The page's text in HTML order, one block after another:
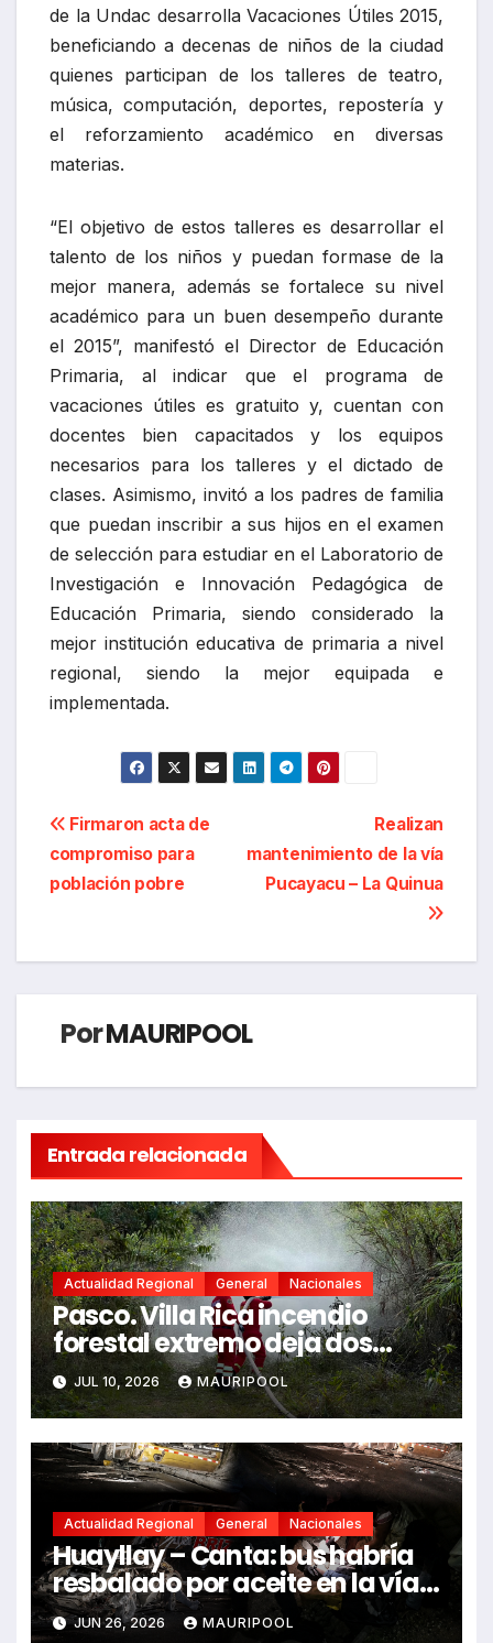
de la Undac desarrolla Vacaciones Útiles 2015,
beneficiando a decenas de niños de la ciudad
quienes participan de los talleres de teatro,
música, computación, deportes, repostería y
el reforzamiento académico en diversas
materias.
“El objetivo de estos talleres es desarrollar el
talento de los niños y puedan formase de la
mejor manera, además se fortalece su nivel
académico para un buen desempeño durante
el 2015”, manifestó el Director de Educación
Primaria, al indicar que el programa de
vacaciones útiles es gratuito y, cuentan con
docentes bien capacitados y los equipos
necesarios para los talleres y el dictado de
clases. Asimismo, invitó a los padres de familia
que puedan inscribir a sus hijos en el examen
de selección para estudiar en el Laboratorio de
Investigación e Innovación Pedagógica de
Educación Primaria, siendo considerado la
mejor institución educativa de primaria a nivel
regional, siendo la mejor equipada e
implementada.
Navegación
de
Realizan
mantenimiento de la vía
Pucayacu – La Quinua
Firmaron acta de
compromiso para
población pobre
PorMAURIPOOL
Entrada relacionada
Actualidad Regional General Nacionales
Pasco. Villa Rica incendio
forestal extremo deja dos
fallecidos y heridos
JUL 10, 2026 MAURIPOOL
Actualidad Regional General Nacionales
Huayllay – Canta: bus habría
resbalado por aceite en la vía e
impactó auto siniestrado
JUN 26, 2026 MAURIPOOL